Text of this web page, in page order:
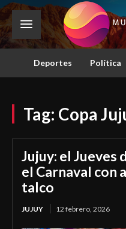
Deportes Política
Tag: Copa
Jujuy: el Jueves
el Carnaval con
talco
JUJUY 12 febrero, 2026